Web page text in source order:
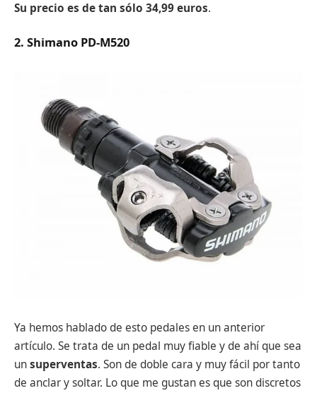
Su precio es de tan sólo 34,99 euros.
2. Shimano PD-M520
Ya hemos hablado de esto pedales en un anterior
artículo. Se trata de un pedal muy fiable y de ahí que sea
unsuperventas. Son de doble cara y muy fácil por tanto
de anclar y soltar. Lo que me gustan es que son discretos